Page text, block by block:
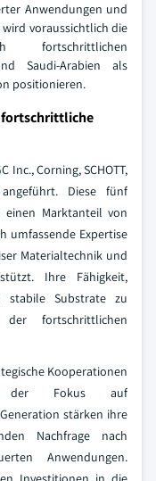
Anwendungen und
voraussichtlich die
fortschrittlichen
Saudi-Arabien als
positionieren.
Inc., Corning, SCHOTT,
Diese fünf
einen Marktanteil von
umfassende Expertise
Materialtechnik und
Ihre Fähigkeit,
stabile Substrate zu
fortschrittlichen
Kooperationen
der Fokus auf
stärken ihre
Nachfrage nach
Anwendungen.